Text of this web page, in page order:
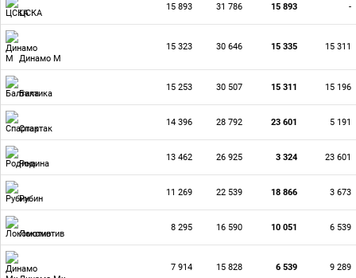
ЦСКА
15 893 31 786 15 893 -
Динамо М
15 323 30 646 15 335 15 311
Балтика
15 253 30 507 15 311 15 196
Спартак
14 396 28 792 23 601 5 191
Родина
13 462 26 925 3 324 23 601
Рубин
11 269 22 539 18 866 3 673
Локомотив
8 295 16 590 10 051 6 539
7 914 15 828 6 539 9 289